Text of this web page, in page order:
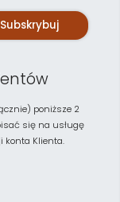
Subskrybuj
poniższe 2
się na usługę
konta Klienta.